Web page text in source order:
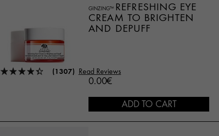
GINZING™ REFRESHING EYE
CREAM TO BRIGHTEN
AND DEPUFF
(1307) Read Reviews
0.00€
ADD TO CART